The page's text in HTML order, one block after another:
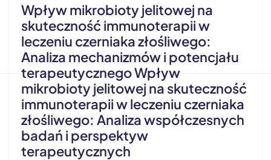
Wpływ mikrobioty jelitowej na
skuteczność immunoterapii w
leczeniu czerniaka złośliwego:
Analiza mechanizmów i potencjału
terapeutycznego Wpływ
mikrobioty jelitowej na skuteczność
immunoterapii w leczeniu czerniaka
złośliwego: Analiza współczesnych
badań i perspektyw
terapeutycznych